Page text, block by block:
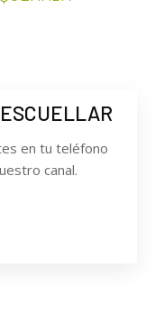
en tu teléfono
canal.